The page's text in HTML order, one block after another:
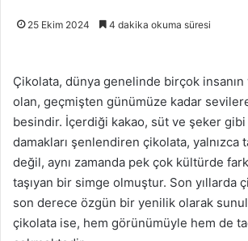
25 Ekim 2024 4 dakika okuma süresi
Çikolata, dünya genelinde birçok
olan, geçmişten günümüze kadar
besindir. İçerdiği kakao, süt ve şeker
damakları şenlendiren çikolata, yalnızca
değil, aynı zamanda pek çok kültürde
taşıyan bir simge olmuştur. Son yıllarda
son derece özgün bir yenilik olarak
çikolata ise, hem görünümüyle hem de